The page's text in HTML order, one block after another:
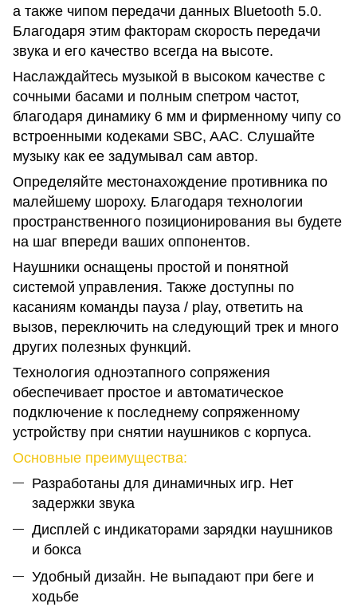
а также чипом передачи данных Bluetooth 5.0.
Благодаря этим факторам скорость передачи
звука и его качество всегда на высоте.
Наслаждайтесь музыкой в высоком качестве с
сочными басами и полным спетром частот,
благодаря динамику 6 мм и фирменному чипу со
встроенными кодеками SBC, AAC. Слушайте
музыку как ее задумывал сам автор.
Определяйте местонахождение противника по
малейшему шороху. Благодаря технологии
пространственного позиционирования вы будете
на шаг впереди ваших оппонентов.
Наушники оснащены простой и понятной
системой управления. Также доступны по
касаниям команды пауза / play, ответить на
вызов, переключить на следующий трек и много
других полезных функций.
Технология одноэтапного сопряжения
обеспечивает простое и автоматическое
подключение к последнему сопряженному
устройству при снятии наушников с корпуса.
Основные преимущества:
Разработаны для динамичных игр. Нет
задержки звука
Дисплей с индикаторами зарядки наушников
и бокса
Удобный дизайн. Не выпадают при беге и
ходьбе